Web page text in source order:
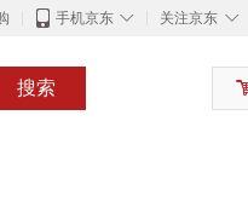
◇
手机京东 ◇
关注京东
搜索